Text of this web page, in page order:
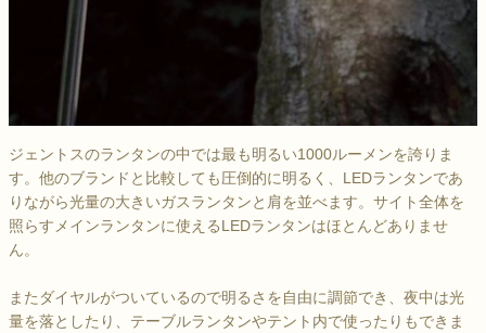
ジェントスのランタンの中では最も明るい1000ルーメンを誇りま
す。他のブランドと比較しても圧倒的に明るく、LEDランタンであ
りながら光量の大きいガスランタンと肩を並べます。サイト全体を
照らすメインランタンに使えるLEDランタンはほとんどありませ
ん。
またダイヤルがついているので明るさを自由に調節でき、夜中は光
量を落としたり、テーブルランタンやテント内で使ったりもできま